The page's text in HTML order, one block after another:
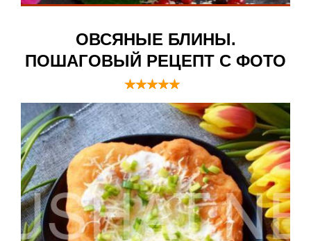
ОВСЯНЫЕ БЛИНЫ.
ПОШАГОВЫЙ РЕЦЕПТ С ФОТО